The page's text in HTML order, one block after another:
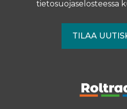
tietosuojaselosteessa